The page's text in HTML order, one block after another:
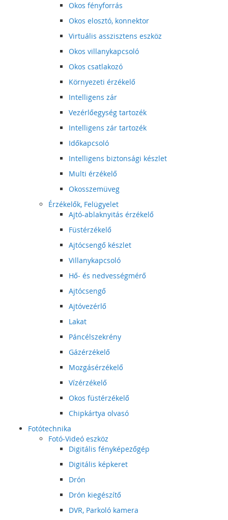
Okos fényforrás
Okos elosztó, konnektor
Virtuális asszisztens eszköz
Okos villanykapcsoló
Okos csatlakozó
Környezeti érzékelő
Intelligens zár
Vezérlőegység tartozék
Intelligens zár tartozék
Időkapcsoló
Intelligens biztonsági készlet
Multi érzékelő
Okosszemüveg
Érzékelők, Felügyelet
Ajtó-ablaknyitás érzékelő
Füstérzékelő
Ajtócsengő készlet
Villanykapcsoló
Hő- és nedvességmérő
Ajtócsengő
Ajtóvezérlő
Lakat
Páncélszekrény
Gázérzékelő
Mozgásérzékelő
Vízérzékelő
Okos füstérzékelő
Chipkártya olvasó
Fotótechnika
Fotó-Videó eszköz
Digitális fényképezőgép
Digitális képkeret
Drón
Drón kiegészítő
DVR, Parkoló kamera